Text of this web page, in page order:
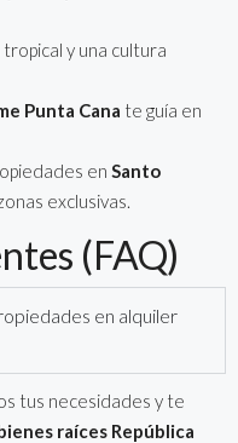
tropical y una cultura
Punta Cana te guía en
en Santo
exclusivas.
(FAQ)
en alquiler
tus necesidades y te
raíces República